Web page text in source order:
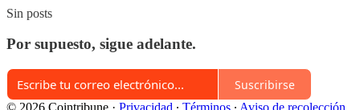
Sin posts
Por supuesto, sigue adelante.
Suscribirse